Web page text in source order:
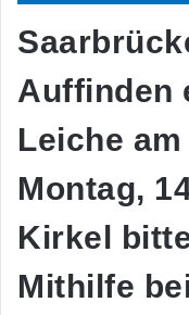
Auffinden
Leiche
Montag,
Kirkel
Mithilfe